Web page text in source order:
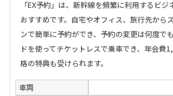
「EX予約」は、新幹線を頻繁に利用するビ
おすすめです。自宅やオフィス、旅行先から
ンで簡単に予約ができ、予約の変更は何度で
ドを使ってチケットレスで乗車でき、年会費
格の特典も受けられます。
車両